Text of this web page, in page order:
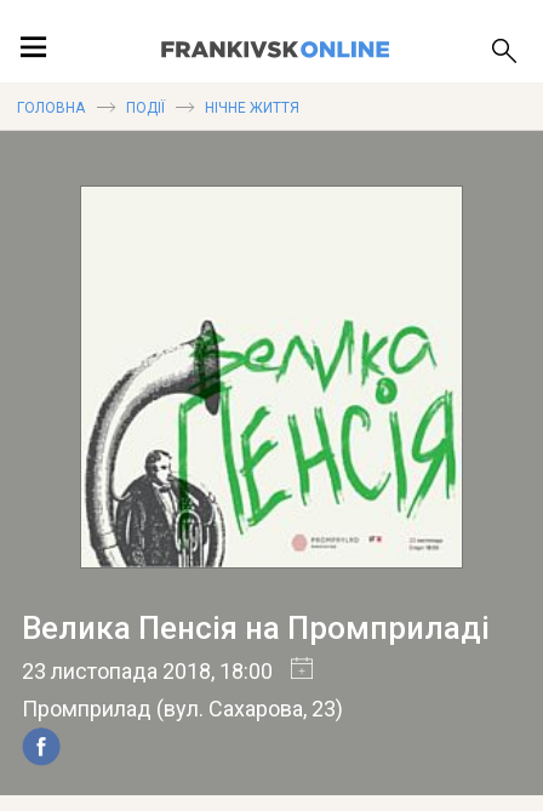
ГОЛОВНА ПОДІЇ НІЧНЕ ЖИТТЯ
Велика Пенсія на Промприладі
23 листопада 2018, 18:00
Промприлад (вул. Сахарова, 23)